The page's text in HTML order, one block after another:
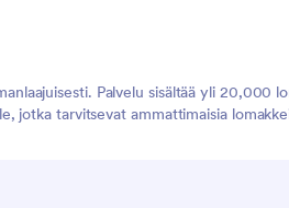
Palvelu sisältää yli 20,000
jotka tarvitsevat ammattimaisia